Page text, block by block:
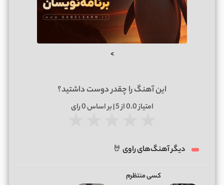
>
این آهنگ را چقدر دوست داشتید؟
امتیاز0.0از 5 | بر اساس 0رای
دیگر آهنگ‌های راوی 🤘
کسی منتظرم